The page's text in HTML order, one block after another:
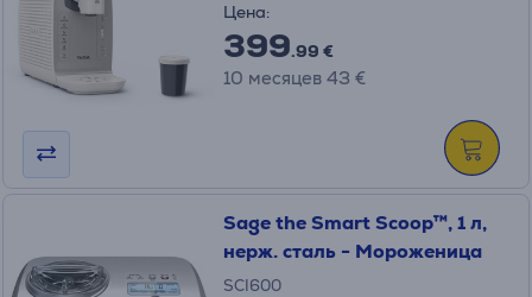
Цена:
399.99 €
10 месяцев 43 €
Sage the Smart Scoop™, 1 л,
нерж. сталь - Мороженица
SCI600